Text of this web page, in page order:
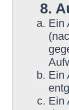
8.
Ein
Ein
Ein